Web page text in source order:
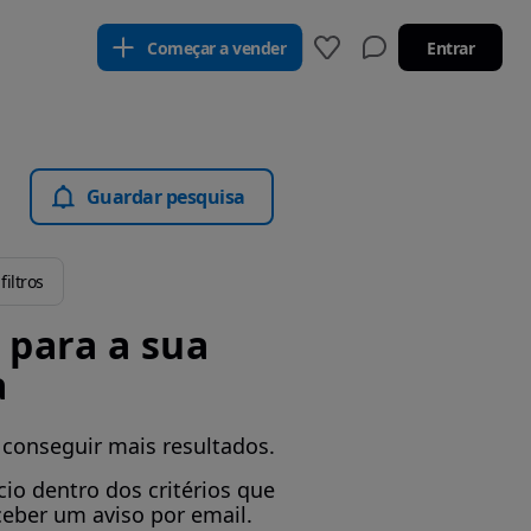
Começar a vender Entrar
Guardar pesquisa
a sua
mais resultados.
dentro dos critérios que
um aviso por email.